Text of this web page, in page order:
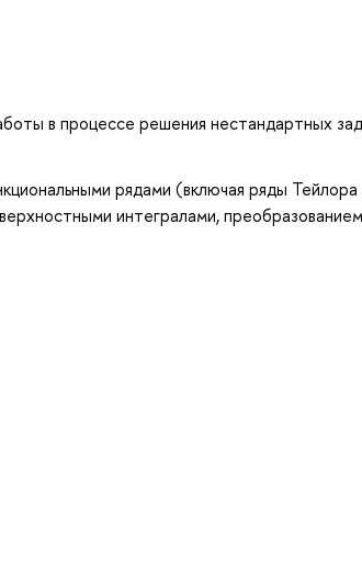
в процессе решения нестандартных
рядами (включая ряды Тейлора
интегралами,